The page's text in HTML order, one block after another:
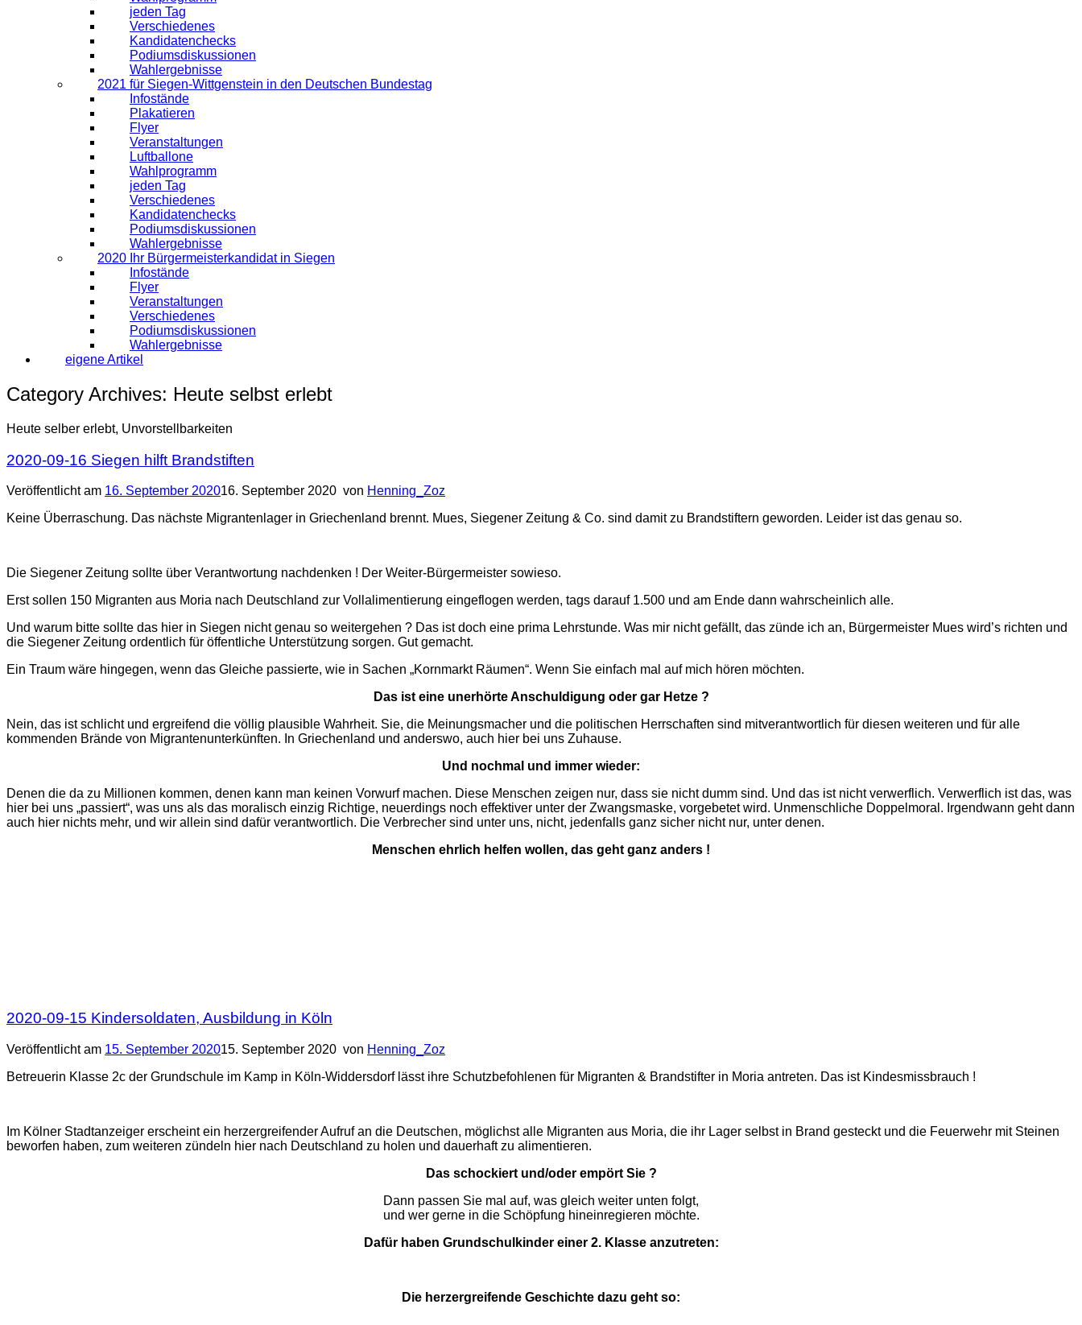
jeden Tag
Verschiedenes
Kandidatenchecks
Podiumsdiskussionen
Wahlergebnisse
2021 für Siegen-Wittgenstein in den Deutschen Bundestag
Infostände
Plakatieren
Flyer
Veranstaltungen
Luftballone
Wahlprogramm
jeden Tag
Verschiedenes
Kandidatenchecks
Podiumsdiskussionen
Wahlergebnisse
2020 Ihr Bürgermeisterkandidat in Siegen
Infostände
Flyer
Veranstaltungen
Verschiedenes
Podiumsdiskussionen
Wahlergebnisse
eigene Artikel
Category Archives: Heute selbst erlebt
Heute selber erlebt, Unvorstellbarkeiten
2020-09-16 Siegen hilft Brandstiften
Veröffentlicht am 16. September 202016. September 2020 von Henning_Zoz
Keine Überraschung. Das nächste Migrantenlager in Griechenland brennt. Mues, Siegener Zeitung & Co. sind damit zu Brandstiftern geworden. Leider ist das genau so.
Die Siegener Zeitung sollte über Verantwortung nachdenken ! Der Weiter-Bürgermeister sowieso.
Erst sollen 150 Migranten aus Moria nach Deutschland zur Vollalimentierung eingeflogen werden, tags darauf 1.500 und am Ende dann wahrscheinlich alle.
Und warum bitte sollte das hier in Siegen nicht genau so weitergehen ? Das ist doch eine prima Lehrstunde. Was mir nicht gefällt, das zünde ich an, Bürgermeister Mues wird’s richten und
die Siegener Zeitung ordentlich für öffentliche Unterstützung sorgen. Gut gemacht.
Ein Traum wäre hingegen, wenn das Gleiche passierte, wie in Sachen „Kornmarkt Räumen“. Wenn Sie einfach mal auf mich hören möchten.
Das ist eine unerhörte Anschuldigung oder gar Hetze ?
Nein, das ist schlicht und ergreifend die völlig plausible Wahrheit. Sie, die Meinungsmacher und die politischen Herrschaften sind mitverantwortlich für diesen weiteren und für alle
kommenden Brände von Migrantenunterkünften. In Griechenland und anderswo, auch hier bei uns Zuhause.
Und nochmal und immer wieder:
Denen die da zu Millionen kommen, denen kann man keinen Vorwurf machen. Diese Menschen zeigen nur, dass sie nicht dumm sind. Und das ist nicht verwerflich. Verwerflich ist das, was
hier bei uns „passiert“, was uns als das moralisch einzig Richtige, neuerdings noch effektiver unter der Zwangsmaske, vorgebetet wird. Unmenschliche Doppelmoral. Irgendwann geht dann
auch hier nichts mehr, und wir allein sind dafür verantwortlich. Die Verbrecher sind unter uns, nicht, jedenfalls ganz sicher nicht nur, unter denen.
Menschen ehrlich helfen wollen, das geht ganz anders !
2020-09-15 Kindersoldaten, Ausbildung in Köln
Veröffentlicht am 15. September 202015. September 2020 von Henning_Zoz
Betreuerin Klasse 2c der Grundschule im Kamp in Köln-Widdersdorf lässt ihre Schutzbefohlenen für Migranten & Brandstifter in Moria antreten. Das ist Kindesmissbrauch !
Im Kölner Stadtanzeiger erscheint ein herzergreifender Aufruf an die Deutschen, möglichst alle Migranten aus Moria, die ihr Lager selbst in Brand gesteckt und die Feuerwehr mit Steinen
beworfen haben, zum weiteren zündeln hier nach Deutschland zu holen und dauerhaft zu alimentieren.
Das schockiert und/oder empört Sie ?
Dann passen Sie mal auf, was gleich weiter unten folgt,
und wer gerne in die Schöpfung hineinregieren möchte.
Dafür haben Grundschulkinder einer 2. Klasse anzutreten:
Die herzergreifende Geschichte dazu geht so: